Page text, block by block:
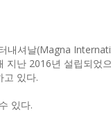
내셔날(Magna
난 2016년 설립되었
고 있다.
있다.